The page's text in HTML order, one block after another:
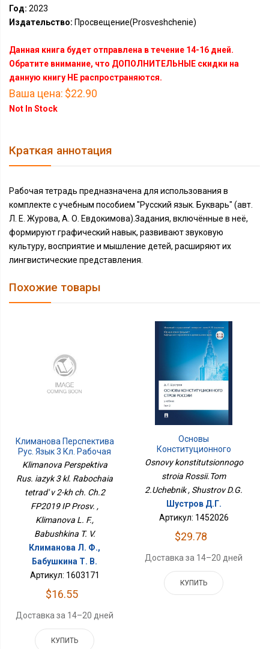
Год: 2023
Издательство: Просвещение(Prosveshchenie)
Данная книга будет отправлена в течение 14-16 дней.
Обратите внимание, что ДОПОЛНИТЕЛЬНЫЕ скидки на
данную книгу НЕ распространяются.
Ваша цена: $22.90
Not In Stock
Краткая аннотация
Рабочая тетрадь предназначена для использования в
комплекте с учебным пособием "Русский язык. Букварь" (авт.
Л. Е. Журова, А. О. Евдокимова).Задания, включённые в неё,
формируют графический навык, развивают звуковую
культуру, восприятие и мышление детей, расширяют их
лингвистические представления.
Похожие товары
Климанова Перспектива
Рус. Язык 3 Кл. Рабочая
Тетрадь В 2-Х Ч. Ч.2
ФП2019 ИП Просв.
Klimanova Perspektiva
Rus. iazyk 3 kl. Rabochaia
tetrad' v 2-kh ch. Ch.2
FP2019 IP Prosv. ,
Klimanova L. F.,
Babushkina T. V.
Климанова Л. Ф.,
Бабушкина Т. В.
Артикул: 1603171
$16.55
Доставка за 14–20 дней
КУПИТЬ
Основы
Конституционного
Строя России.Том
Osnovy konstitutsionnogo
stroia Rossii.Tom
2.Uchebnik , Shustrov D.G.
Шустров Д.Г.
Артикул: 1452026
$29.78
Доставка за 14–20 дней
КУПИТЬ